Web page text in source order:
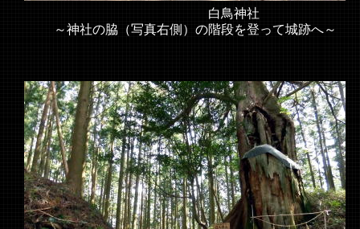
白鳥神社
～神社の脇（写真右側）の階段を登って城跡へ～